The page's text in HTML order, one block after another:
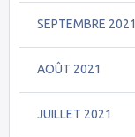
SEPTEMBRE 2021
AOÛT 2021
JUILLET 2021